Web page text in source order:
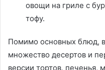
овощи на гриле с
тофу.
Помимо основных блюд,
множество десертов и
версии тортов, печенья,